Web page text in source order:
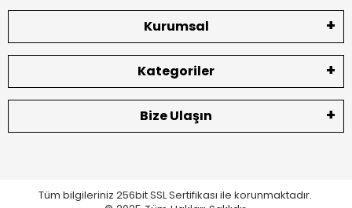
Kurumsal
Kategoriler
Bize Ulaşın
Tüm bilgileriniz 256bit SSL Sertifikası ile korunmaktadır.